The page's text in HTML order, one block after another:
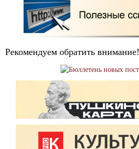
Рекомендуем обратить внимание!